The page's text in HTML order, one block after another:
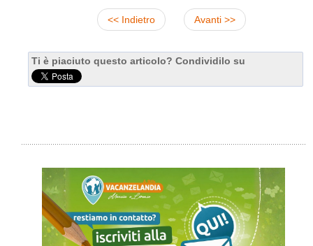
<< Indietro Avanti >>
Ti è piaciuto questo articolo? Condividilo su